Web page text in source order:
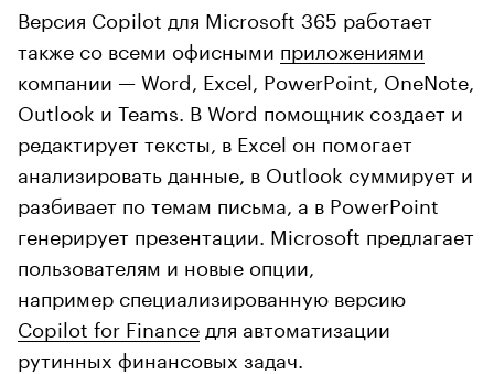
Версия Copilot для Microsoft 365 работает
также со всеми офисными приложениями
компании — Word, Excel, PowerPoint, OneNote,
Outlook и Teams. В Word помощник создает и
редактирует тексты, в Excel он помогает
анализировать данные, в Outlook суммирует и
разбивает по темам письма, а в PowerPoint
генерирует презентации. Microsoft предлагает
пользователям и новые опции,
например специализированную версию
Copilot for Finance для автоматизации
рутинных финансовых задач.